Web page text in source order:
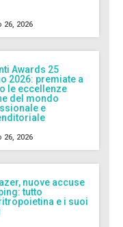
26, 2026
Awards 25
2026: premiate a
le eccellenze
del mondo
e
26, 2026
nuove accuse
tutto
e i suoi